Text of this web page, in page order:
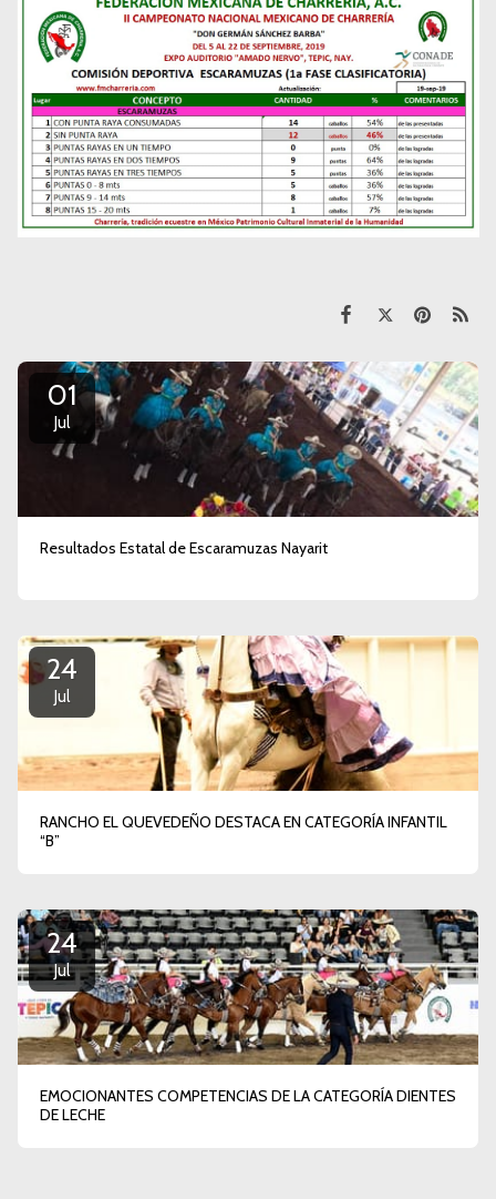
01
Jul
Resultados Estatal de Escaramuzas Nayarit
24
Jul
RANCHO EL QUEVEDEÑO DESTACA EN CATEGORÍA INFANTIL
“B”
24
Jul
EMOCIONANTES COMPETENCIAS DE LA CATEGORÍA DIENTES
DE LECHE